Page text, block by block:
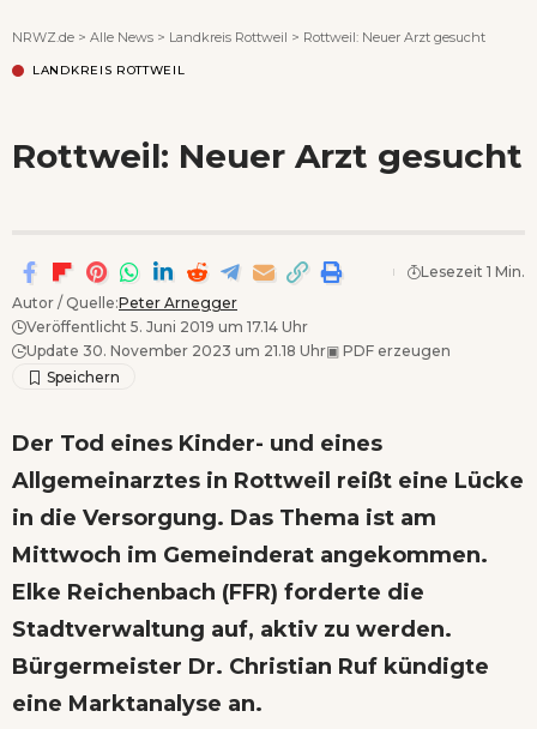
NRWZ.de > Alle News > Landkreis Rottweil > Rottweil: Neuer Arzt gesucht
LANDKREIS ROTTWEIL
Rottweil: Neuer Arzt gesucht
Autor / Quelle:Peter Arnegger
Veröffentlicht 5. Juni 2019 um 17.14 Uhr
Update 30. November 2023 um 21.18 Uhr▣ PDF erzeugen
Lesezeit 1 Min.
Der Tod eines Kinder- und eines
Allgemeinarztes in Rottweil reißt eine Lücke
in die Versorgung. Das Thema ist am
Mittwoch im Gemeinderat angekommen.
Elke Reichenbach (FFR) forderte die
Stadtverwaltung auf, aktiv zu werden.
Bürgermeister Dr. Christian Ruf kündigte
eine Marktanalyse an.